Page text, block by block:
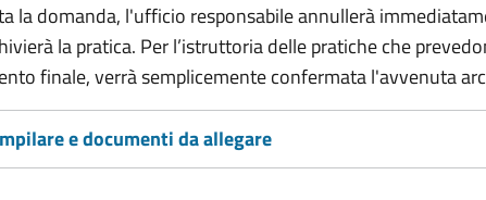
la domanda, l'ufficio responsabile annullerà
la pratica. Per l’istruttoria delle pratiche che
finale, verrà semplicemente confermata l'avvenuta
e documenti da allegare